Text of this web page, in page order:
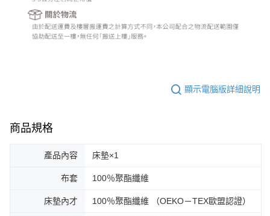
顯示電腦版詳細說明
商品規格
產品內容 床墊×1
布套 100％聚酯纖維
床墊內才 100％聚酯纖維 （OEKO－TEX歐盟認證）